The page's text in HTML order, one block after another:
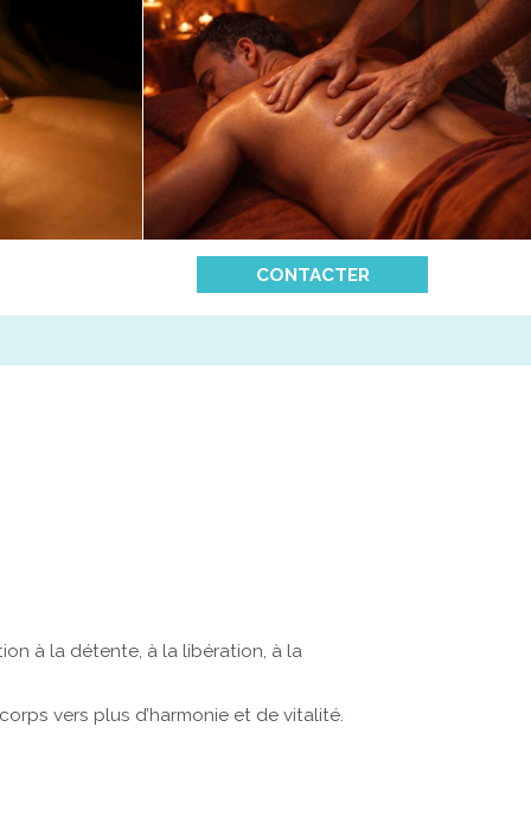
CONTACTER
à la détente, à la libération, à la
vers plus d’harmonie et de vitalité.